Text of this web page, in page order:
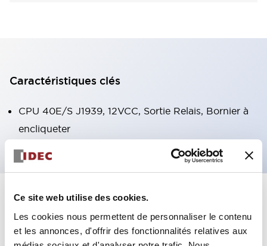
Ce site web utilise des cookies.
Les cookies nous permettent de personnaliser le contenu
et les annonces, d'offrir des fonctionnalités relatives aux
Caractéristiques clés
CPU 40E/S J1939, 12VCC, Sortie Relais, Bornier à
encliqueter
Spécifications
Certification Specifications